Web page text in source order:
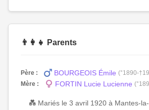
👨‍👩‍👧 Parents
Père : BOURGEOIS Émile (°1890-
Mère :
FORTIN Lucie Lucienne
💑 Mariés le 3 avril 1920 à Mantes-la-